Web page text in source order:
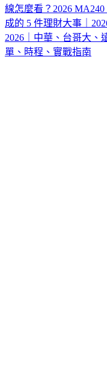
線怎麼看？2026
成的 5 件理財大事｜
2026｜中華、台哥大、
單、時程、實戰指南